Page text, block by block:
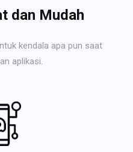
dan Mudah
kendala apa pun saat
aplikasi.